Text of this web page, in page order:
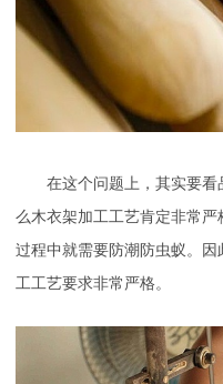
在这个问题上，其实要
么木衣架加工工艺肯定非常
过程中就需要防潮防虫蚁。
工工艺要求非常严格。